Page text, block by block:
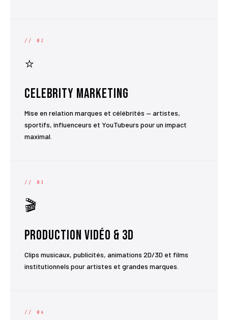
// 02
⭐
Celebrity Marketing
Mise en relation marques et célébrités — artistes,
sportifs, influenceurs et YouTubeurs pour un impact
maximal.
// 03
🎬
Production Vidéo & 3D
Clips musicaux, publicités, animations 2D/3D et films
institutionnels pour artistes et grandes marques.
// 04